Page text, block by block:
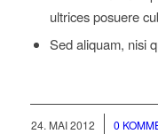
ultrices posuere
Sed aliquam, nisi
24. MAI 2012
/ 0 /